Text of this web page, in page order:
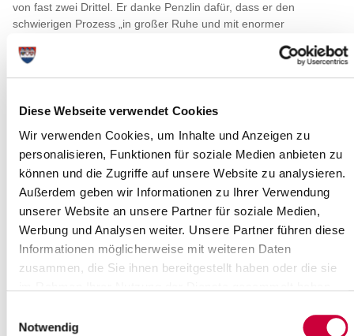
Diese Webseite verwendet Cookies
Wir verwenden Cookies, um Inhalte und Anzeigen zu
personalisieren, Funktionen für soziale Medien anbieten zu
können und die Zugriffe auf unsere Website zu analysieren.
Außerdem geben wir Informationen zu Ihrer Verwendung
unserer Website an unsere Partner für soziale Medien,
Werbung und Analysen weiter. Unsere Partner führen diese
Informationen möglicherweise mit weiteren Daten
zusammen, die Sie ihnen bereitgestellt haben oder die sie
Notwendig
von fast zwei Drittel. Er danke Penzlin dafür, dass er den
schwierigen Prozess „in großer Ruhe und mit enormer
Prinovis-Gelände laufen die Vorbereitungsarbeiten für das
Um die wirtschaftliche Situation in Itzehoe sowie im Kreis
Steinburg insgesamt weiter zu stabilisieren, wird derzeit eine
verbesserte überregionale Verkehrsanbindung des
Gewerbegebiets Klostermarsch an der Stör geplant. Meyer gab
Bürgermeister Dr. Andreas Koeppen dazu heute eine
verbindliche Förderzusage des Landes. Demnach wird sich das
Land mit bis zu 1,8 Millionen Euro an der Anbindung des Gebiets,
in dem über 50 Gewerbebetriebe angesiedelt sind, beteiligen.
Darüber hinaus steht in Itzehoe für insgesamt rund 20 Millionen
Euro der Neubau eines Vier-Sterne- und eines Drei-Sterne-Hotels
Breitenburg.